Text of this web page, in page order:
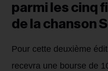
parmi les cinq
de la chanson
Pour cette deuxième
recevra une bourse de